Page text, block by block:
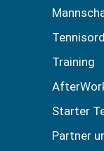
Training
Starter
Partner